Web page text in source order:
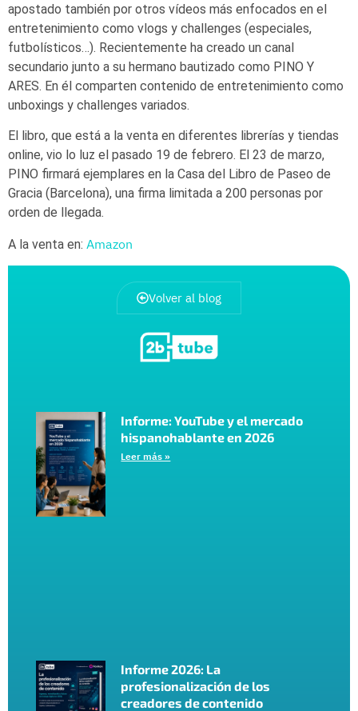
Volver al blog
Informe: YouTube y el mercado
hispanohablante en 2026
Leer más »
Informe 2026: La
profesionalización de los
creadores de contenido
apostado también por otros vídeos más enfocados en el
entretenimiento como vlogs y challenges (especiales,
futbolísticos…). Recientemente ha creado un canal
secundario junto a su hermano bautizado como PINO Y
ARES. En él comparten contenido de entretenimiento como
unboxings y challenges variados.
El libro, que está a la venta en diferentes librerías y tiendas
online, vio lo luz el pasado 19 de febrero. El 23 de marzo,
PINO firmará ejemplares en la Casa del Libro de Paseo de
Gracia (Barcelona), una firma limitada a 200 personas por
orden de llegada.
A la venta en: Amazon